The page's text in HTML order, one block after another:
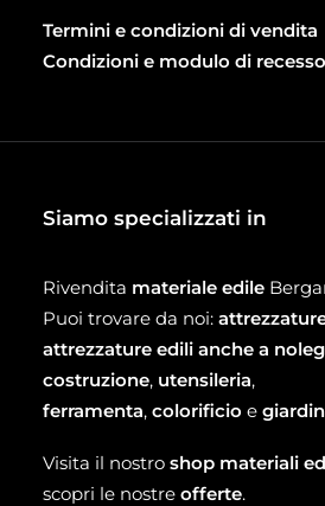
Termini e condizioni di vendita
Condizioni e modulo di recesso
Siamo specializzati in
Rivendita materiale edile
Puoi trovare da noi:
attrezzature edili anche a
costruzione, utensileria,
ferramenta, colorificio e
Visita il nostro shop materiali
scopri le nostre offerte.